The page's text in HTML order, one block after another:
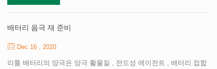
인한 바인더의 온도가 높을수록 접착력에 영향을줍니다. 혼합 속도
기에 따라 다릅니다. 일반적으로 분...
배터리 음극 재 준비
Dec 16 , 2020
리튬 배터리의 양극은 양극 활물질 , 전도성 에이전트 , 배터리 접합